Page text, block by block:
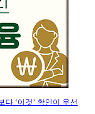
다 ‘이것’ 확인이 우선